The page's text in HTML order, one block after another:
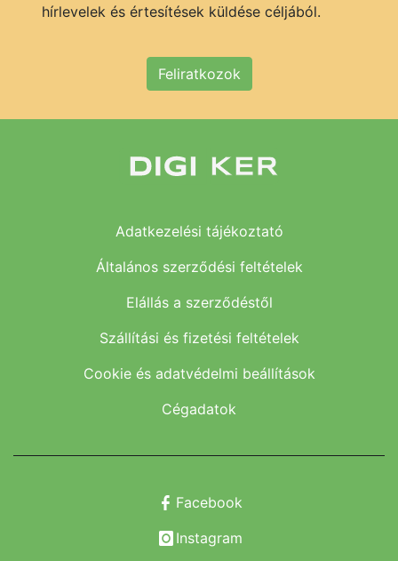
hírlevelek és értesítések küldése céljából.
Feliratkozok
Adatkezelési tájékoztató
Általános szerződési feltételek
Elállás a szerződéstől
Szállítási és fizetési feltételek
Cookie és adatvédelmi beállítások
Cégadatok
Facebook
Instagram